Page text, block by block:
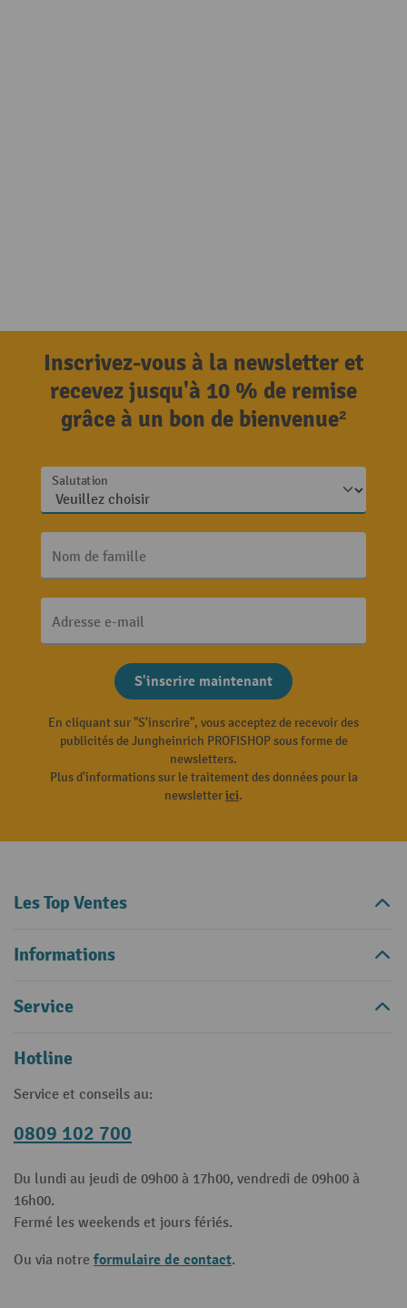
Inscrivez-vous à la newsletter et
recevez jusqu'à 10 % de remise
grâce à un bon de bienvenue²
Salutation
Nom de famille
Adresse e-mail
S'inscrire maintenant
En cliquant sur "S'inscrire", vous acceptez de recevoir des
publicités de Jungheinrich PROFISHOP sous forme de
newsletters.
Plus d'informations sur le traitement des données pour la
newsletterici.
Les Top Ventes
Informations
Service
Hotline
Service et conseils au:
0809 102 700
Du lundi au jeudi de 09h00 à 17h00, vendredi de 09h00 à
16h00.
Fermé les weekends et jours fériés.
Ou via notre formulaire de contact.